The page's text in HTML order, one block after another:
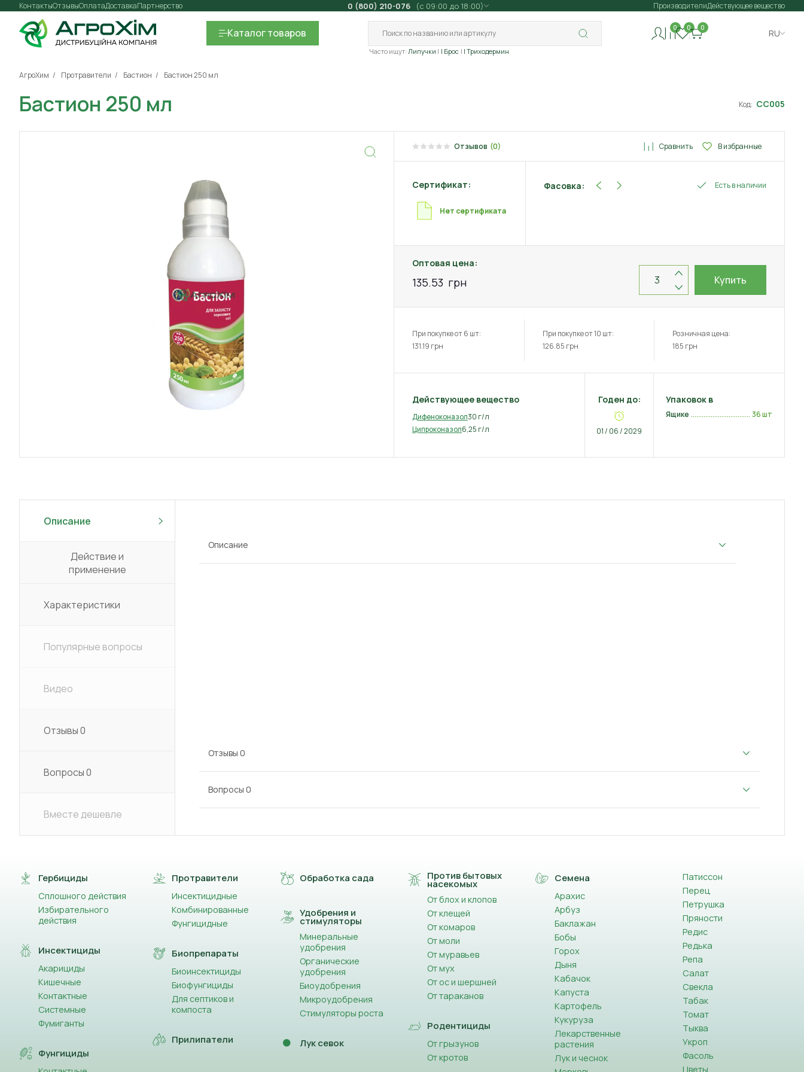
Контакты Оплата
Отзывы ДоставкаПартнерство 0 (800) 210-076 (с 09:00 до 18:00) ПроизводителиДействующее вещество
Каталогтоваров
Часто ищут: Липучки | Брос | Триходермин
0 0 0
RU
АгроХим Протравители Бастион Бастион 250 мл
Бастион 250 мл Код: СС005
Отзывов (0) Сравнить В избранные
Сертификат:
Нет сертификата
Фасовка: Есть в наличии
Оптовая цена:
135.53 грн Купить
При покупке от 6 шт:
131.19 грн
При покупке от 10 шт:
126.85 грн
Розничная цена:
185 грн
Действующее вещество
Дифеноконазол30 г/л
Ципроконазол6,25 г/л
Годен до:
01 / 06 / 2029
Упаковок в
Ящике 36 шт
Описание
Действие и
применение
Характеристики
Популярные вопросы
Видео
Отзывы0
Вопросы0
Вместе дешевле
Описание
Отзывы 0
Вопросы 0
Гербициды
Сплошного действия
Избирательного
действия
Инсектициды
Акарициды
Кишечные
Контактные
Системные
Фумиганты
Фунгициды
Протравители
Инсектицидные
Комбинированные
Фунгицидные
Биопрепараты
Биоинсектициды
Биофунгициды
Для септиков и
компоста
Прилипатели
Обработка сада
Удобрения и
стимуляторы
Минеральные
удобрения
Органические
удобрения
Биоудобрения
Микроудобрения
Стимуляторы роста
Лук севок
Против бытовых
насекомых
От блох и клопов
От клещей
От комаров
От моли
От муравьев
От мух
От ос и шершней
От тараканов
Родентициды
От грызунов
От кротов
Семена
Арахис
Арбуз
Баклажан
Бобы
Горох
Дыня
Кабачок
Капуста
Картофель
Кукуруза
Лекарственные
растения
Лук и чеснок
Патиссон
Перец
Петрушка
Пряности
Редис
Редька
Репа
Салат
Свекла
Табак
Томат
Тыква
Укроп
Фасоль
Цветы